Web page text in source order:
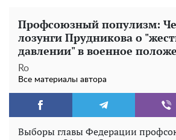
Профсоюзный популизм:
лозунги Прудникова о
давлении" в военное
Ro
Все материалы автора
Выборы главы Федерации